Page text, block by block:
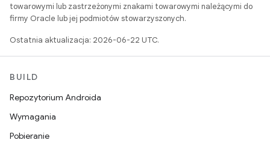
towarowymi lub zastrzeżonymi znakami towarowymi należącymi do
firmy Oracle lub jej podmiotów stowarzyszonych.
Ostatnia aktualizacja: 2026-06-22 UTC.
BUILD
Repozytorium Androida
Wymagania
Pobieranie